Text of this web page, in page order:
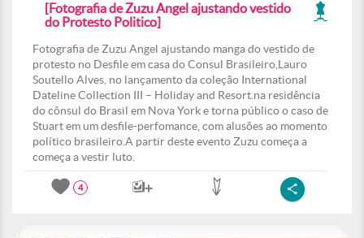
[Fotografia de Zuzu Angel ajustando vestido
do Protesto Politico]
Fotografia de Zuzu Angel ajustando manga do vestido de
protesto no Desfile em casa do Consul Brasileiro,Lauro
Soutello Alves, no lançamento da coleção International
Dateline Collection III – Holiday and Resort.na residência
do cônsul do Brasil em Nova York e torna público o caso de
Stuart em um desfile-perfomance, com alusões ao momento
político brasileiro.A partir deste evento Zuzu começa a
começa a vestir luto.
4